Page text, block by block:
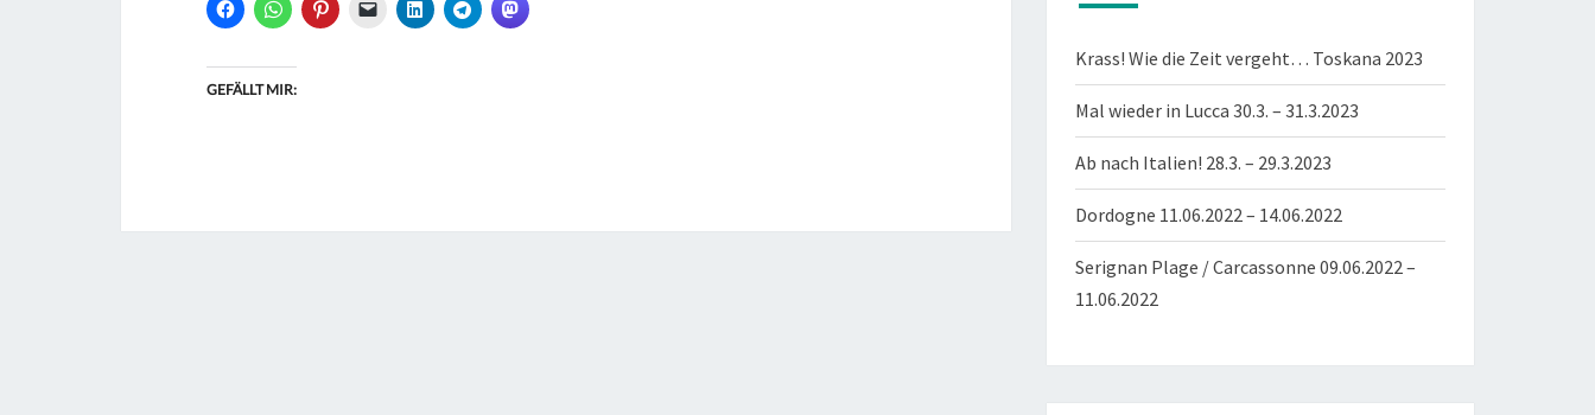
GEFÄLLT MIR:
Krass! Wie die Zeit vergeht… Toskana 2023
Mal wieder in Lucca 30.3. – 31.3.2023
Ab nach Italien! 28.3. – 29.3.2023
Dordogne 11.06.2022 – 14.06.2022
Serignan Plage / Carcassonne 09.06.2022 –
11.06.2022